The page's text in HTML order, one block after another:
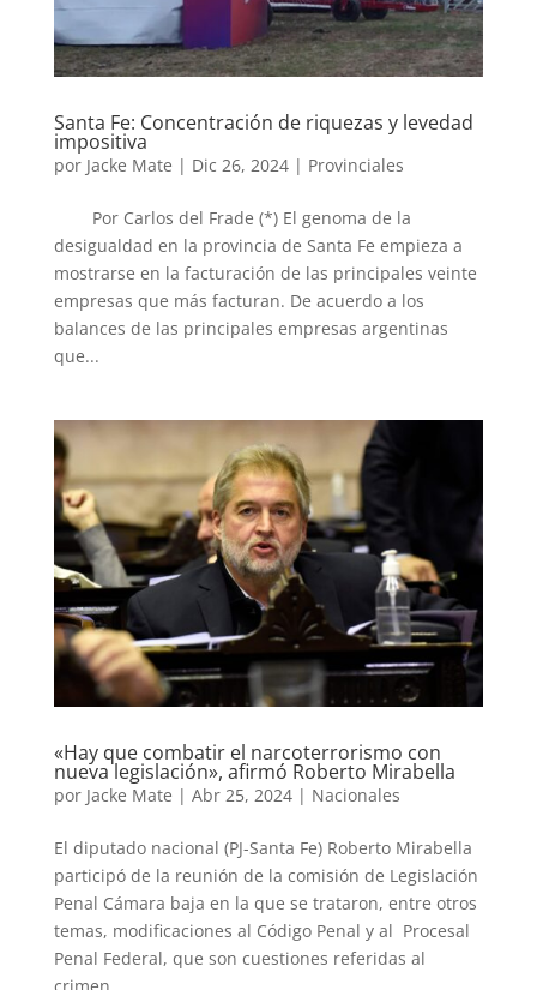
Santa Fe: Concentración de riquezas y levedad
impositiva
por Jacke Mate | Dic 26, 2024| Provinciales
Por Carlos del Frade (*) El genoma de la
desigualdad en la provincia de Santa Fe empieza a
mostrarse en la facturación de las principales veinte
empresas que más facturan. De acuerdo a los
balances de las principales empresas argentinas
que...
«Hay que combatir el narcoterrorismo con
nueva legislación», afirmó Roberto Mirabella
por Jacke Mate | Abr 25, 2024| Nacionales
El diputado nacional (PJ-Santa Fe) Roberto Mirabella
participó de la reunión de la comisión de Legislación
Penal Cámara baja en la que se trataron, entre otros
temas, modificaciones al Código Penal y al Procesal
Penal Federal, que son cuestiones referidas al